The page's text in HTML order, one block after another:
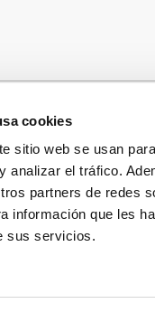
cookies
sitio web se usan
analizar el tráfico.
partners de redes
información que les
sus servicios.
+34 935
¿Tienes dudas, consultas
Llámanos y te
gusto.